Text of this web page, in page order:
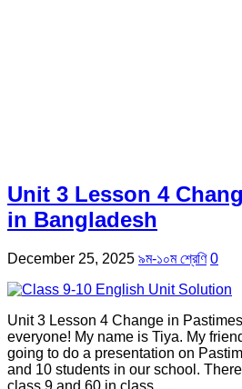
Unit 3 Lesson 4
in Bangladesh
December 25, 2025 ৯ম-১০ম শ্রেণি 0
Unit 3 Lesson 4 Change in
everyone! My name is Tiya. My
going to do a presentation on
and 10 students in our school.
class 9 and 60 in class …